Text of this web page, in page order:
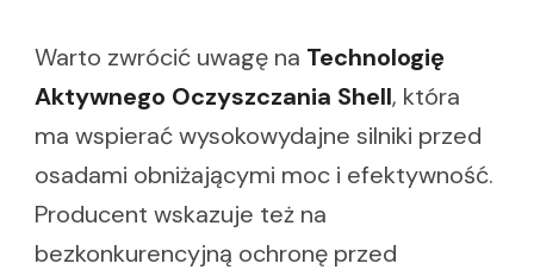
Warto zwrócić uwagę na Technologię
Aktywnego Oczyszczania Shell, która
ma wspierać wysokowydajne silniki przed
osadami obniżającymi moc i efektywność.
Producent wskazuje też na
bezkonkurencyjną ochronę przed